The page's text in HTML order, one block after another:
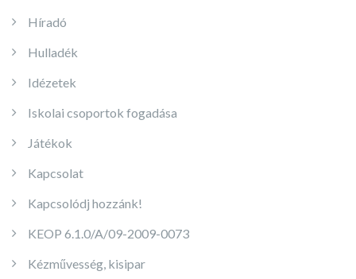
Híradó
Hulladék
Idézetek
Iskolai csoportok fogadása
Játékok
Kapcsolat
Kapcsolódj hozzánk!
KEOP 6.1.0/A/09-2009-0073
Kézművesség, kisipar